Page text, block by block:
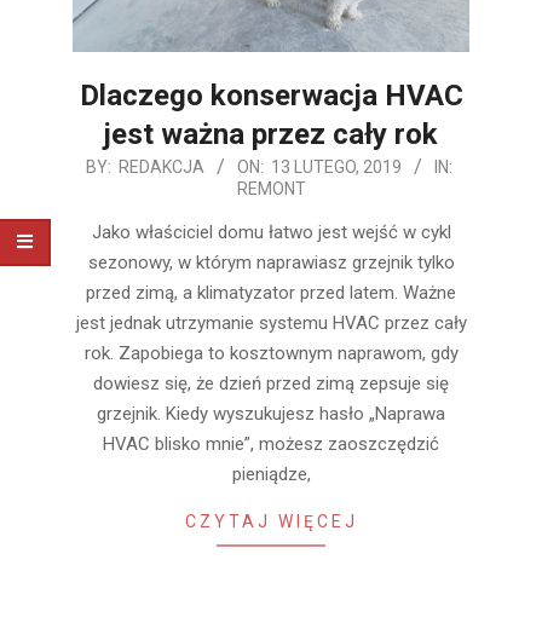
Dlaczego konserwacja HVAC
jest ważna przez cały rok
2019-
BY: REDAKCJA ON: 13 LUTEGO, 2019
IN:
REMONT
Jako właściciel domu łatwo jest wejść w cykl
sezonowy, w którym naprawiasz grzejnik tylko
przed zimą, a klimatyzator przed latem. Ważne
jest jednak utrzymanie systemu HVAC przez cały
rok. Zapobiega to kosztownym naprawom, gdy
dowiesz się, że dzień przed zimą zepsuje się
grzejnik. Kiedy wyszukujesz hasło „Naprawa
HVAC blisko mnie”, możesz zaoszczędzić
pieniądze,
CZYTAJ WIĘCEJ